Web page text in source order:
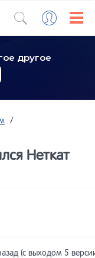
другое
/
Неткат
(с выходом 5